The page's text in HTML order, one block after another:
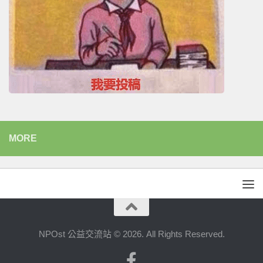
MORE
NPOst 公益交流站 © 2026. All Rights Reserved.